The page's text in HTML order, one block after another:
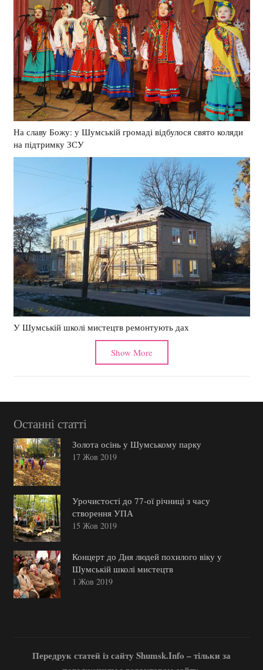
На славу Божу: у Шумській громаді відбулося свято коляди
на підтримку ЗСУ
У Шумській школі мистецтв ремонтують дах
Show More
Останні статті
Золота осінь у Шумському парку
17 Жов 2019
Урочистості до 77-ої річниці з часу
створення УПА
15 Жов 2019
Концерт до Дня людей похилого віку у
Шумській школі мистецтв
1 Жов 2019
Передрук статей із сайту Shumsk.Info – тільки за